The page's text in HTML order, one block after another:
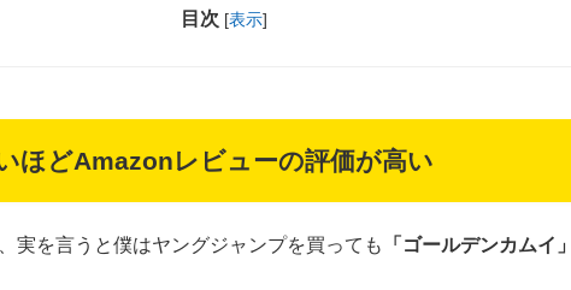
目次 [表示]
ほどAmazonレビューの評価が高い
実を言うと僕はヤングジャンプを買っても 「ゴールデンカムイ」